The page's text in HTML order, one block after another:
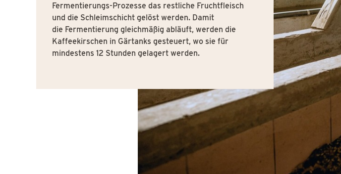
Fermentierungs-Prozesse das restliche Fruchtfleisch
und die Schleimschicht gelöst werden. Damit
die Fermentierung gleichmäßig abläuft, werden die
Kaffeekirschen in Gärtanks gesteuert, wo sie für
mindestens 12 Stunden gelagert werden.